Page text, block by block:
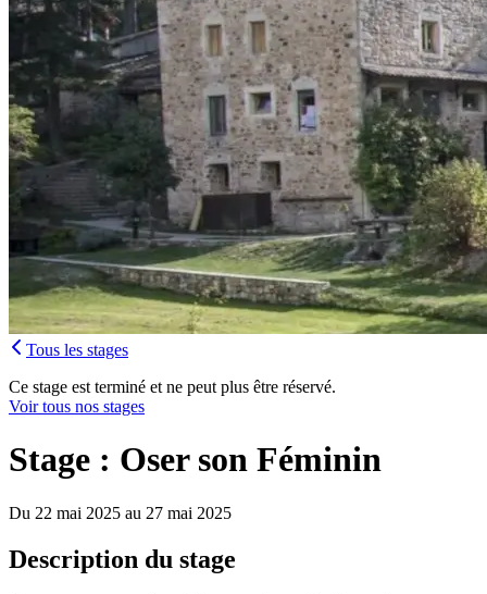
Tous les stages
Ce stage est terminé et ne peut plus être réservé.
Voir tous nos stages
Stage : Oser son Féminin
Du 22 mai 2025 au 27 mai 2025
Description du stage